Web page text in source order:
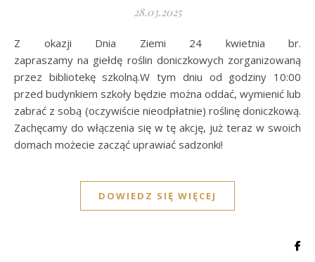
28.03.2025
Z okazji Dnia Ziemi 24 kwietnia br.
zapraszamy na giełdę roślin doniczkowych zorganizowaną
przez bibliotekę szkolną.W tym dniu od godziny 10:00
przed budynkiem szkoły będzie można oddać, wymienić lub
zabrać z sobą (oczywiście nieodpłatnie) roślinę doniczkową.
Zachęcamy do włączenia się w tę akcję, już teraz w swoich
domach możecie zacząć uprawiać sadzonki!
DOWIEDZ SIĘ WIĘCEJ